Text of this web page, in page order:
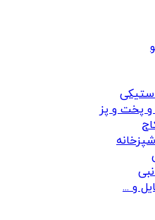
و پخت و پز
و ...